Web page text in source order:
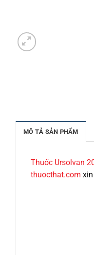
MÔ TẢ SẢN PHẨM
Thuốc Ursolvan
thuocthat.com